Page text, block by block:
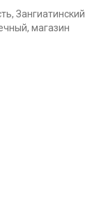
Зангиатинский
магазин